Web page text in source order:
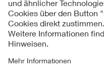
Impressum
Datenschutzinformationen
Cookie Hinweise
Compliance